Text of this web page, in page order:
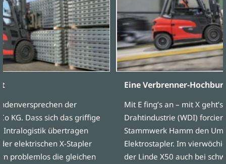
der
KG. Dass sich das griffige
Intralogistik übertragen
elektrischen X-Stapler
problemlos die gleichen
Eine Verbrenner-
Mit E fing’s an – mit X
Drahtindustrie (WDI)
Stammwerk Hamm den
Elektrostapler. Im
der Linde X50 auch bei